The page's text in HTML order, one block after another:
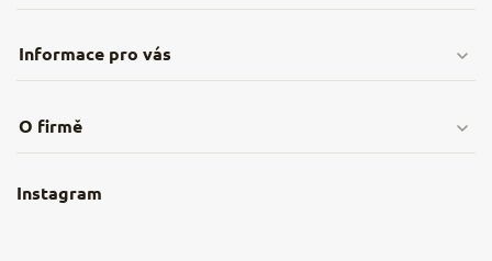
Informace pro vás
Obchodní podmínky
Nejčastější dotazy
Instagram
O firmě